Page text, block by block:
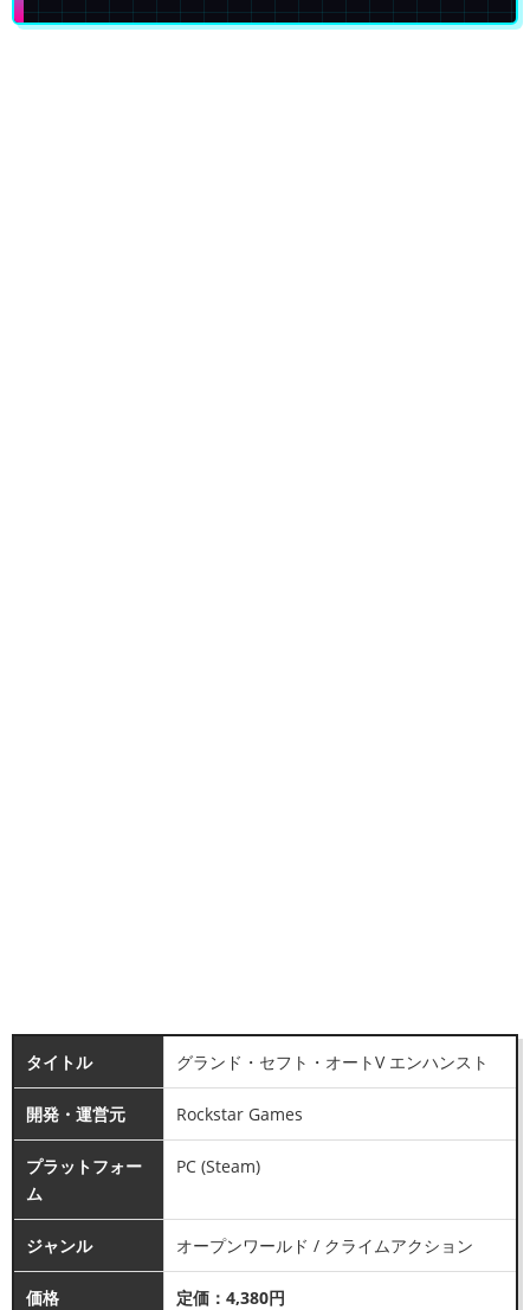
タイトル グランド・セフト・オートV エンハンスト
開発・運営元 Rockstar Games
プラットフォー
ム
PC (Steam)
ジャンル オープンワールド / クライムアクション
価格 定価：4,380円